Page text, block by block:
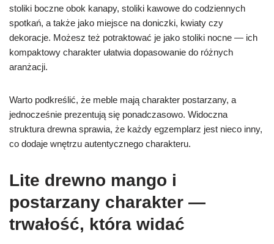
stoliki boczne obok kanapy, stoliki kawowe do codziennych
spotkań, a także jako miejsce na doniczki, kwiaty czy
dekoracje. Możesz też potraktować je jako stoliki nocne — ich
kompaktowy charakter ułatwia dopasowanie do różnych
aranżacji.
Warto podkreślić, że meble mają charakter postarzany, a
jednocześnie prezentują się ponadczasowo. Widoczna
struktura drewna sprawia, że każdy egzemplarz jest nieco inny,
co dodaje wnętrzu autentycznego charakteru.
Lite drewno mango i
postarzany charakter —
trwałość, która widać